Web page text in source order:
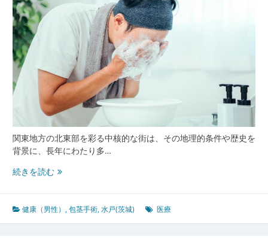
医
と
都
型
ク
リ
ニ
ッ
進
関東地方の北東部を彩る中核的な街は、その地理的条件や歴史を
背景に、長年にわたり多…
続きを読む水
城
の
健康（男性） ,包茎手術,水戸(茨城) 医療